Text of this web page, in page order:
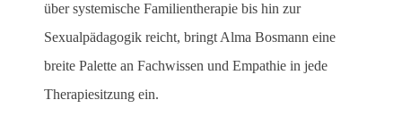
über systemische Familientherapie bis hin zur
Sexualpädagogik reicht, bringt Alma Bosmann eine
breite Palette an Fachwissen und Empathie in jede
Therapiesitzung ein.